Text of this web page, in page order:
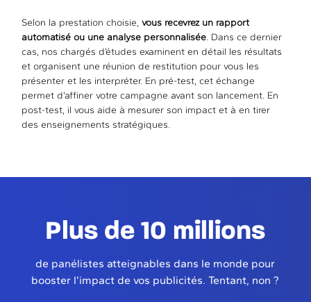
Selon la prestation choisie,vous recevrez un rapport
automatisé ou une analyse personnalisée. Dans ce dernier
cas, nos chargés d’études examinent en détail les résultats
et organisent une réunion de restitution pour vous les
présenter et les interpréter. En pré-test, cet échange
permet d’affiner votre campagne avant son lancement. En
post-test, il vous aide à mesurer son impact et à en tirer
des enseignements stratégiques.
Plus de 10 millions
de panélistes atteignables dans le monde pour
booster l’impact de vos publicités. Tentant, non ?